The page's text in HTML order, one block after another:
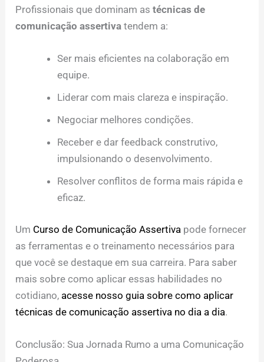
Profissionais que dominam astécnicas de
comunicação assertiva tendem a:
Ser mais eficientes na colaboração em
equipe.
Liderar com mais clareza e inspiração.
Negociar melhores condições.
Receber e dar feedback construtivo,
impulsionando o desenvolvimento.
Resolver conflitos de forma mais rápida e
eficaz.
Um Curso de Comunicação Assertiva pode fornecer
as ferramentas e o treinamento necessários para
que você se destaque em sua carreira. Para saber
mais sobre como aplicar essas habilidades no
cotidiano, acesse nosso guia sobre como aplicar
técnicas de comunicação assertiva no dia a dia.
Conclusão: Sua Jornada Rumo a uma Comunicação